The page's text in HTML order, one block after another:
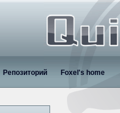
Репозиторий Foxel's home